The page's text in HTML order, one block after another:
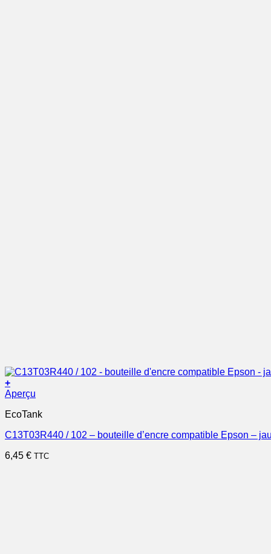
+
Aperçu
EcoTank
C13T03R440 / 102 – bouteille d’encre compatible Epson –
6,45 € TTC